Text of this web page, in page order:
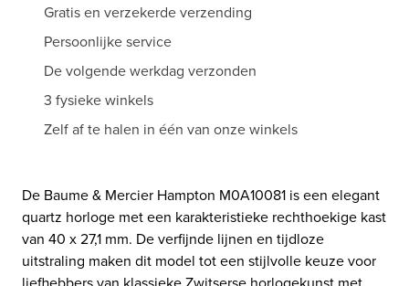
M0A10081
aantal
Gratis en verzekerde verzending
Persoonlijke service
De volgende werkdag verzonden
3 fysieke winkels
Zelf af te halen in één van onze winkels
De Baume & Mercier Hampton M0A10081 is een elegant
quartz horloge met een karakteristieke rechthoekige kast
van 40 x 27,1 mm. De verfijnde lijnen en tijdloze
uitstraling maken dit model tot een stijlvolle keuze voor